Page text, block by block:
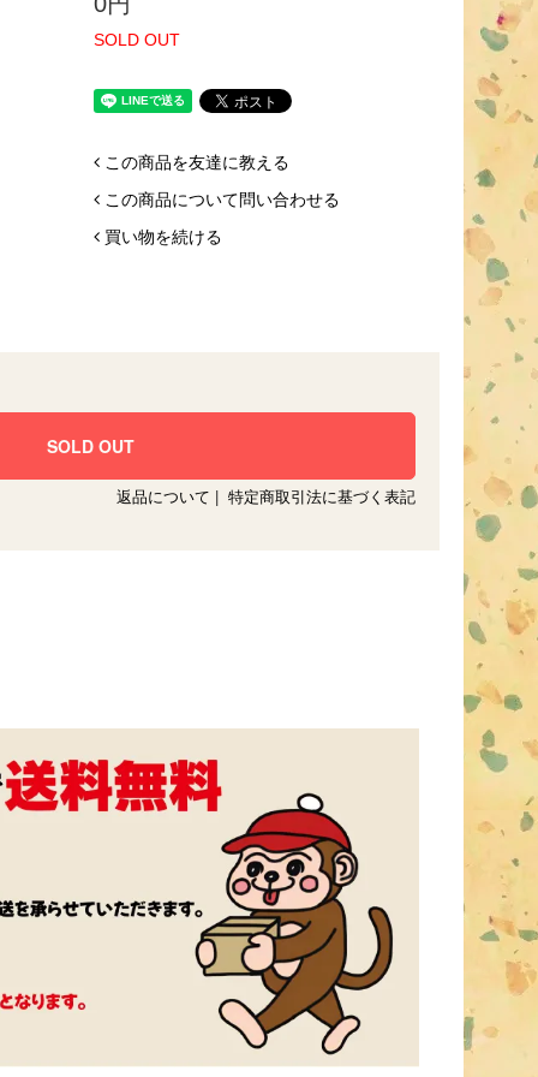
SOLD OUT
この商品を友達に教える
この商品について問い合わせる
買い物を続ける
返品について 特定商取引法に基づく表記